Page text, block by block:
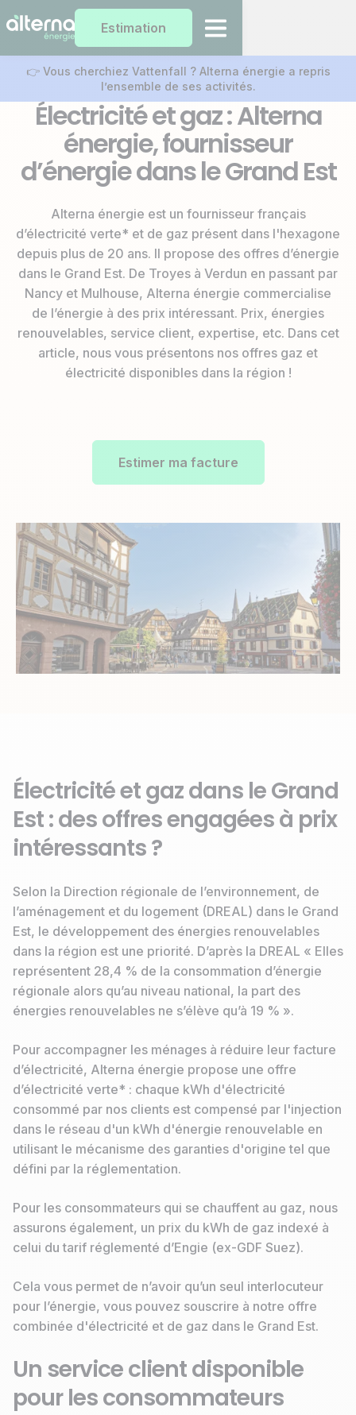
Estimation
👉 Vous cherchiez Vattenfall ? Alterna énergie a repris
l’ensemble de ses activités.
Électricité et gaz : Alterna
énergie, fournisseur
d’énergie dans le Grand Est
Alterna énergie est un fournisseur français
d’électricité verte* et de gaz présent dans l'hexagone
depuis plus de 20 ans. Il propose des offres d’énergie
dans le Grand Est. De Troyes à Verdun en passant par
Nancy et Mulhouse, Alterna énergie commercialise
de l’énergie à des prix intéressant. Prix, énergies
renouvelables, service client, expertise, etc. Dans cet
article, nous vous présentons nos offres gaz et
électricité disponibles dans la région !
Estimer ma facture
Électricité et gaz dans le Grand
Est : des offres engagées à prix
intéressants ?
Selon la Direction régionale de l’environnement, de
l’aménagement et du logement (DREAL) dans le Grand
Est, le développement des énergies renouvelables
dans la région est une priorité. D’après la DREAL « Elles
représentent 28,4 % de la consommation d’énergie
régionale alors qu’au niveau national, la part des
énergies renouvelables ne s’élève qu’à 19 % ».
Pour accompagner les ménages à réduire leur facture
d’électricité, Alterna énergie propose une offre
d’électricité verte* : chaque kWh d'électricité
consommé par nos clients est compensé par l'injection
dans le réseau d'un kWh d'énergie renouvelable en
utilisant le mécanisme des garanties d'origine tel que
défini par la réglementation.
Pour les consommateurs qui se chauffent au gaz, nous
assurons également, un prix du kWh de gaz indexé à
celui du tarif réglementé d’Engie (ex-GDF Suez).
Cela vous permet de n’avoir qu’un seul interlocuteur
pour l’énergie, vous pouvez souscrire à notre offre
combinée d'électricité et de gaz dans le Grand Est.
Un service client disponible
pour les consommateurs